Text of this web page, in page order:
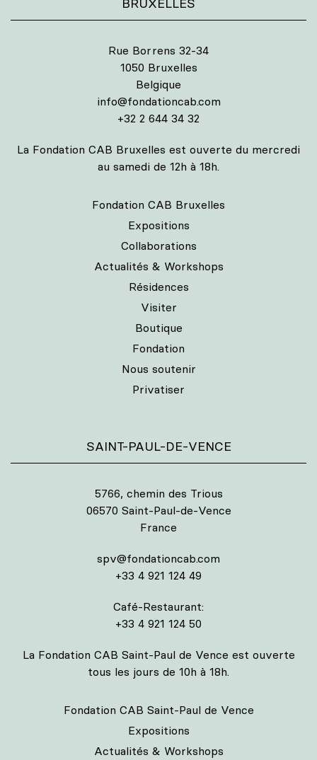
Rue Borrens 32-34
1050 Bruxelles
Belgique
info@fondationcab.com
+32 2 644 34 32
La Fondation CAB Bruxelles est ouverte du mercredi
au samedi de 12h à 18h.
Fondation CAB Bruxelles
Expositions
Collaborations
Actualités & Workshops
Résidences
Visiter
Boutique
Fondation
Nous soutenir
Privatiser
SAINT-PAUL-DE-VENCE
5766, chemin des Trious
06570 Saint-Paul-de-Vence
France
spv@fondationcab.com
+33 4 921 124 49
Café-Restaurant:
+33 4 921 124 50
La Fondation CAB Saint-Paul de Vence est ouverte
tous les jours de 10h à 18h.
Fondation CAB Saint-Paul de Vence
Expositions
Actualités & Workshops